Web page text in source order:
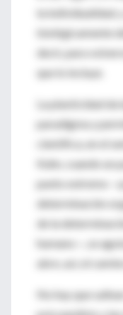
la individualidad,
biológicamente
decir, para
que lo incluye.
La plasticidad da
paradigma y
científica, en el
Kuhn, cuando un
punto extremo
determinación
de la
humano—, se
abre, así, el
No hay que